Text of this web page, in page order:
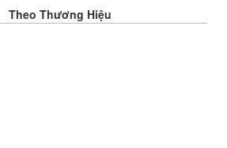
Theo Thương Hiệu